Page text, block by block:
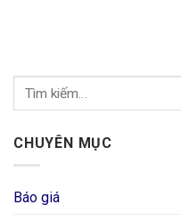
CHUYÊN MỤC
Báo giá